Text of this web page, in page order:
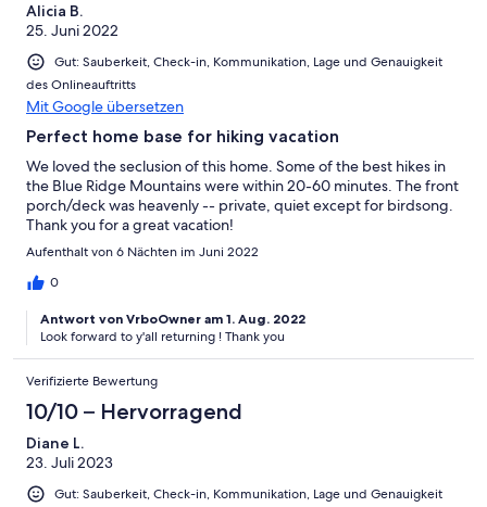
Alicia B.
25. Juni 2022
Gut: Sauberkeit, Check-in, Kommunikation, Lage und Genauigkeit
des Onlineauftritts
Mit Google übersetzen
Perfect home base for hiking vacation
We loved the seclusion of this home. Some of the best hikes in
the Blue Ridge Mountains were within 20-60 minutes. The front
porch/deck was heavenly -- private, quiet except for birdsong.
Thank you for a great vacation!
Aufenthalt von 6 Nächten im Juni 2022
0
Antwort von VrboOwner am 1. Aug. 2022
Look forward to y'all returning ! Thank you
Verifizierte Bewertung
10/10 – Hervorragend
Diane L.
23. Juli 2023
Gut: Sauberkeit, Check-in, Kommunikation, Lage und Genauigkeit